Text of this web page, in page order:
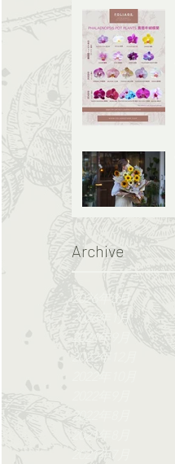
Archive
2026年3月
2026年1月
2024年9月
2022年12月
2022年10月
2022年8月
2021年8月
2021年7月